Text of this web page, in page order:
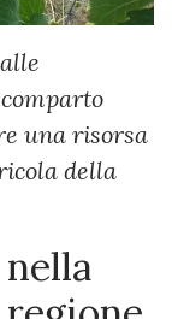
una risorsa
della